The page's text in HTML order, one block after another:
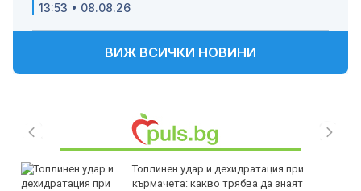
13:53 • 08.08.26
ВИЖ ВСИЧКИ НОВИНИ
Топлинен удар и дехидратация при
кърмачета: какво трябва да знаят